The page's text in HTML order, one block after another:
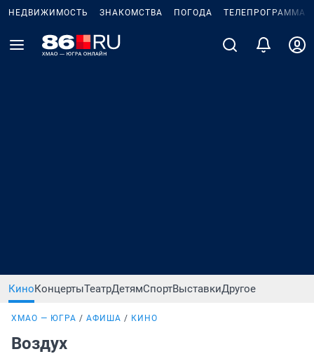
НЕДВИЖИМОСТЬ ЗНАКОМСТВА ПОГОДА ТЕЛЕПРОГРАММА
КиноКонцертыТеатрДетямСпортВыставкиДругое
ХМАО — ЮГРА АФИША КИНО
Воздух